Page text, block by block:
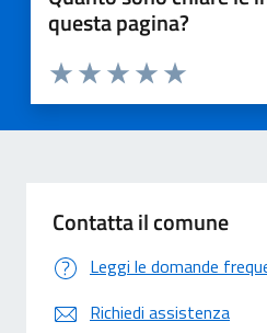
questa pagina?
Valuta 5
Valuta 4 stelle su
Valuta 3 stelle su 5
Valuta 2 stelle su 5
Valuta 1 stelle su 5
Contatta il comune
Leggi le domande
Richiedi assistenza